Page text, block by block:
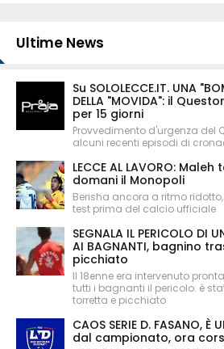
Ultime News
Su SOLOLECCE.IT. UNA
DELLA "MOVIDA": il
per 15 giorni
Provvedimento d'urgenza del
alcuni recenti episodi di
LECCE AL LAVORO:
domani il Monopoli
Berisha ancora a ritmo
test prima del calcio ufficiale
SEGNALA IL PERICOLO DI
AI BAGNANTI, bagnino
picchiato
Il 18enne era intervenuto
tutti i bagnanti il pericolo: è
torretta e picchiato
CAOS SERIE D. FASANO,
dal campionato, ora